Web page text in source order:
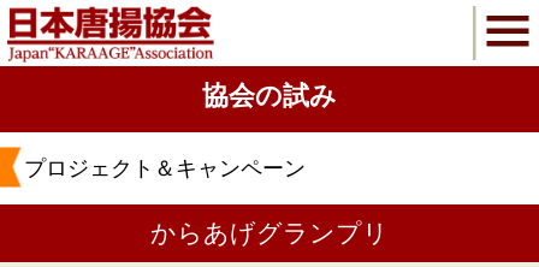
協会の試み
プロジェクト＆キャンペーン
からあげグランプリ